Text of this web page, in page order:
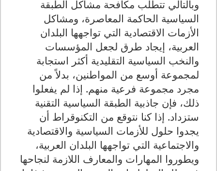
وبالتالي تتطلب مكافحة مشاكل الطبقة
السياسية الحاكمة المعاصرة، ومشاكل
الأزمات الاقتصادية التي تواجهها البلدان
العربية، إيجاد طرق لجعل المؤسسات
والنخب السياسية التقليدية أكثر استجابة
لمجموعة أوسع من المواطنين، بدلاً من
مجرد مجموعة فرعية منهم. إذا لم يفعلوا
ذلك، فإن جاذبية الطبقة السياسية التقنية
ستزداد. إذا كنا نتوقع من التكنوقراط أن
يجدوا حلول للأزمات السياسية والاقتصادية
والاجتماعية التي تواجهها البلدان العربية،
ويطوروا المهارات والمعارف اللازمة لنجاحها